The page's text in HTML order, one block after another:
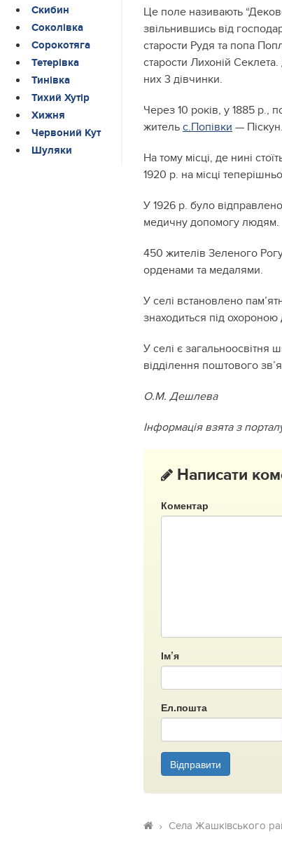
Скибин
Соколівка
Сорокотяга
Тетерівка
Тинівка
Тихий Хутір
Хижня
Червоний Кут
Шуляки
Це поле називають
звільнившись від
старости Рудя та попа
старости Лихоній
них 3 дівчинки.
Через 10 років, у 1885 р.,
житель с.Попівки —
На тому місці, де нині
1920 р. на місці
У 1926 р. було
медичну допомогу людям.
450 жителів Зеленого
орденами та медалями.
У селі встановлено
знаходиться під
У селі є загальноосвітня
відділення поштового
О.М. Дешлева
Інформація взята з
Написати
Коментар
Ім’я
Ел.пошта
Відправити
Села Жашківського